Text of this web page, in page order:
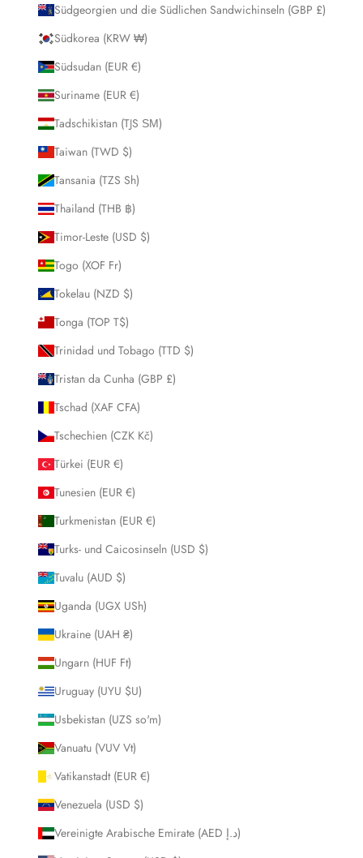
Südgeorgien und die Südlichen Sandwichinseln (GBP £)
Südkorea (KRW ₩)
Südsudan (EUR €)
Suriname (EUR €)
Tadschikistan (TJS ЅМ)
Taiwan (TWD $)
Tansania (TZS Sh)
Thailand (THB ฿)
Timor-Leste (USD $)
Togo (XOF Fr)
Tokelau (NZD $)
Tonga (TOP T$)
Trinidad und Tobago (TTD $)
Tristan da Cunha (GBP £)
Tschad (XAF CFA)
Tschechien (CZK Kč)
Türkei (EUR €)
Tunesien (EUR €)
Turkmenistan (EUR €)
Turks- und Caicosinseln (USD $)
Tuvalu (AUD $)
Uganda (UGX USh)
Ukraine (UAH ₴)
Ungarn (HUF Ft)
Uruguay (UYU $U)
Usbekistan (UZS so'm)
Vanuatu (VUV Vt)
Vatikanstadt (EUR €)
Venezuela (USD $)
Vereinigte Arabische Emirate (AED د.إ)